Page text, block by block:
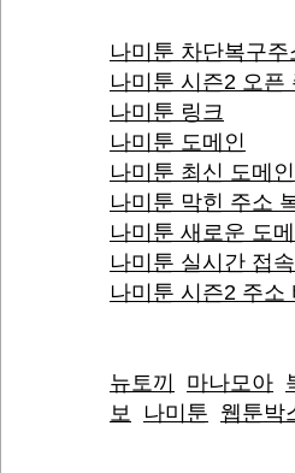
나미툰 차단복구주
나미툰 시즌2 오픈
나미툰 링크
나미툰 도메인
나미툰 최신 도메
나미툰 막힌 주소
나미툰 새로운 도
나미툰 실시간 접
나미툰 시즌2 주소
뉴토끼 마나모아
보
나미툰 웹툰박